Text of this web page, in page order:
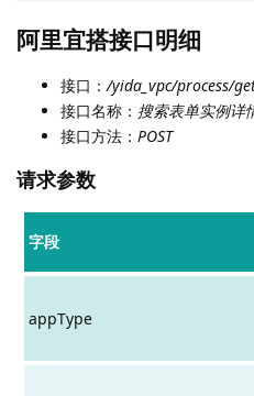
阿里宜搭接口明细
接口： /yida_vpc/process/
接口名称： 搜索表单实例详
接口方法： POST
请求参数
字段
appType